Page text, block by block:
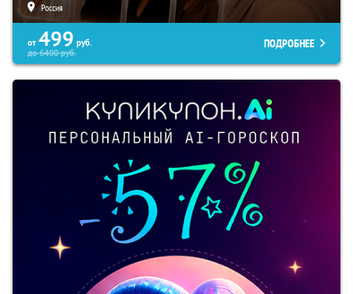
Россия
от 499 руб.
до6400руб.
ПОДРОБНЕЕ